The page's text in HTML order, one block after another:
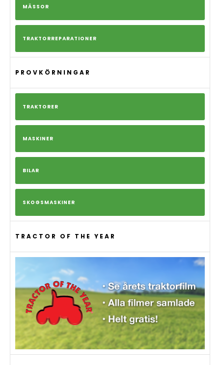
MÄSSOR
TRAKTORREPARATIONER
PROVKÖRNINGAR
TRAKTORER
MASKINER
BILAR
SKOGSMASKINER
TRACTOR OF THE YEAR